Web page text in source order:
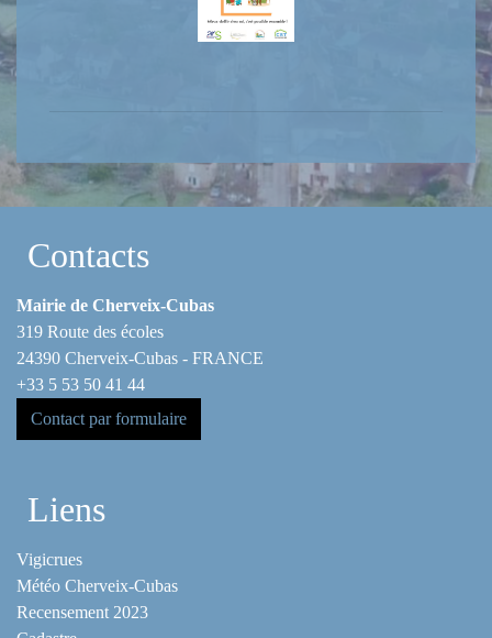
Contacts
Mairie de Cherveix-Cubas
319 Route des écoles
24390 Cherveix-Cubas - FRANCE
+33 5 53 50 41 44
Contact par formulaire
Liens
Vigicrues
Météo Cherveix-Cubas
Recensement 2023